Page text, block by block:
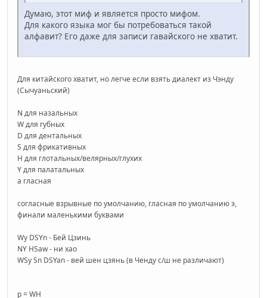
Думаю, этот миф и является просто мифом.
Для какого языка мог бы потребоваться такой
алфавит? Его даже для записи гавайского не хватит.
Для китайского хватит, но легче если взять диалект из Чэнду
(Сычуаньский)
N для назальных
W для губных
D для дентальных
S для фрикативных
H для глотальных/велярных/глухих
Y для палатальных
a гласная
согласные взрывные по умолчанию, гласная по умолчанию э,
финали маленькими буквами
Wy DSYn - Бей Цзинь
NY HSaw - ни хао
WSy Sn DSYan - вей шен цзянь (в Ченду с/ш не различают)
p = WH